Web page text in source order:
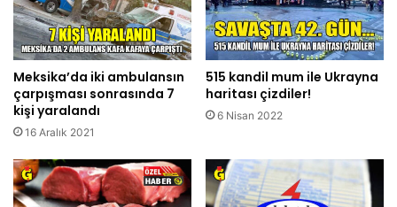
Meksika’da iki ambulansın
çarpışması sonrasında 7
kişi yaralandı
16 Aralık 2021
515 kandil mum ile Ukrayna
haritası çizdiler!
6 Nisan 2022